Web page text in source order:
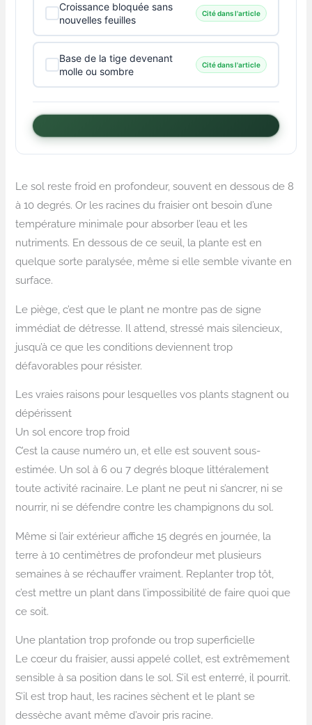
Croissance bloquée sans
nouvelles feuilles
Cité dans l'article
Base de la tige devenant
molle ou sombre
Cité dans l'article
Le sol reste froid en profondeur, souvent en dessous de 8
à 10 degrés. Or les racines du fraisier ont besoin d’une
température minimale pour absorber l’eau et les
nutriments. En dessous de ce seuil, la plante est en
quelque sorte paralysée, même si elle semble vivante en
surface.
Le piège, c’est que le plant ne montre pas de signe
immédiat de détresse. Il attend, stressé mais silencieux,
jusqu’à ce que les conditions deviennent trop
défavorables pour résister.
Les vraies raisons pour lesquelles vos plants stagnent ou
dépérissent
Un sol encore trop froid
C’est la cause numéro un, et elle est souvent sous-
estimée. Un sol à 6 ou 7 degrés bloque littéralement
toute activité racinaire. Le plant ne peut ni s’ancrer, ni se
nourrir, ni se défendre contre les champignons du sol.
Même si l’air extérieur affiche 15 degrés en journée, la
terre à 10 centimètres de profondeur met plusieurs
semaines à se réchauffer vraiment. Replanter trop tôt,
c’est mettre un plant dans l’impossibilité de faire quoi que
ce soit.
Une plantation trop profonde ou trop superficielle
Le cœur du fraisier, aussi appelé collet, est extrêmement
sensible à sa position dans le sol. S’il est enterré, il pourrit.
S’il est trop haut, les racines sèchent et le plant se
dessèche avant même d’avoir pris racine.